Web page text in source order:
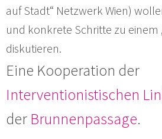
auf Stadt“ Netzwerk Wien)
und konkrete Schritte zu einem
diskutieren.
Eine Kooperation der
Interventionistischen
der Brunnenpassage.